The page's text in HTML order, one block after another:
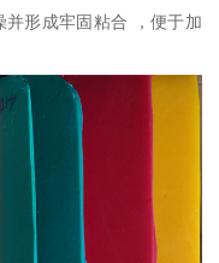
形成牢固粘合 ，便于加